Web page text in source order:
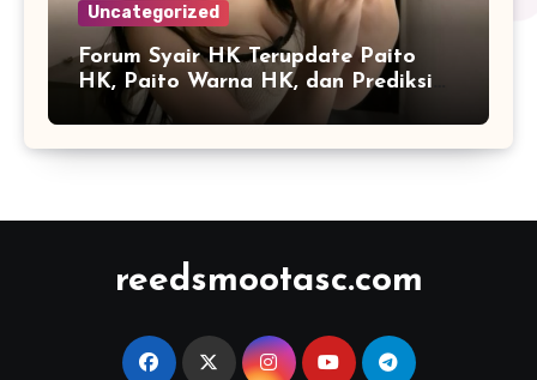
Uncategorized
Forum Syair HK Terupdate Paito
HK, Paito Warna HK, dan Prediksi
Harian
reedsmootasc.com